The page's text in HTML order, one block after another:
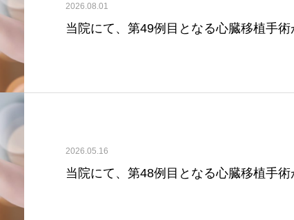
2026.08.01
当院にて、第49例目となる心臓移植手
2026.05.16
当院にて、第48例目となる心臓移植手